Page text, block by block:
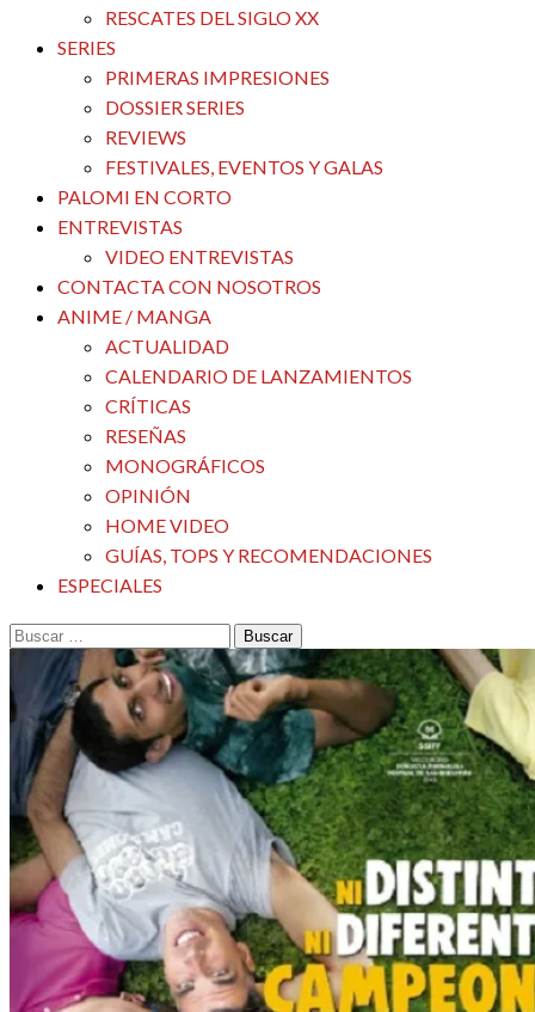
RESCATES DEL SIGLO XX
SERIES
PRIMERAS IMPRESIONES
DOSSIER SERIES
REVIEWS
FESTIVALES, EVENTOS Y GALAS
PALOMI EN CORTO
ENTREVISTAS
VIDEO ENTREVISTAS
CONTACTA CON NOSOTROS
ANIME / MANGA
ACTUALIDAD
CALENDARIO DE LANZAMIENTOS
CRÍTICAS
RESEÑAS
MONOGRÁFICOS
OPINIÓN
HOME VIDEO
GUÍAS, TOPS Y RECOMENDACIONES
ESPECIALES
Buscar: